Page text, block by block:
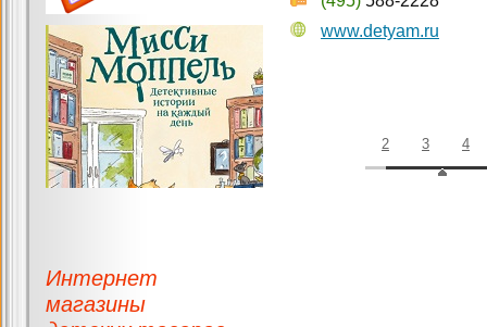
www.detyam.ru
2 3 4
Интернет
магазины